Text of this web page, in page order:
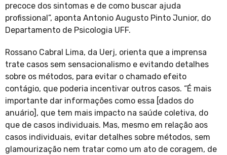
precoce dos sintomas e de como buscar ajuda
profissional”, aponta Antonio Augusto Pinto Junior, do
Departamento de Psicologia UFF.
Rossano Cabral Lima, da Uerj, orienta que a imprensa
trate casos sem sensacionalismo e evitando detalhes
sobre os métodos, para evitar o chamado efeito
contágio, que poderia incentivar outros casos. “É mais
importante dar informações como essa [dados do
anuário], que tem mais impacto na saúde coletiva, do
que de casos individuais. Mas, mesmo em relação aos
casos individuais, evitar detalhes sobre métodos, sem
glamourização nem tratar como um ato de coragem, de